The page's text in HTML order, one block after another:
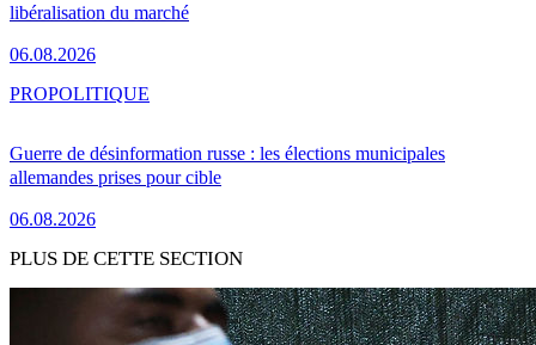
libéralisation du marché
06.08.2026
Guerre de désinformation russe : les élections municipales
allemandes prises pour cible
06.08.2026
PROPOLITIQUE
PLUS DE CETTE SECTION